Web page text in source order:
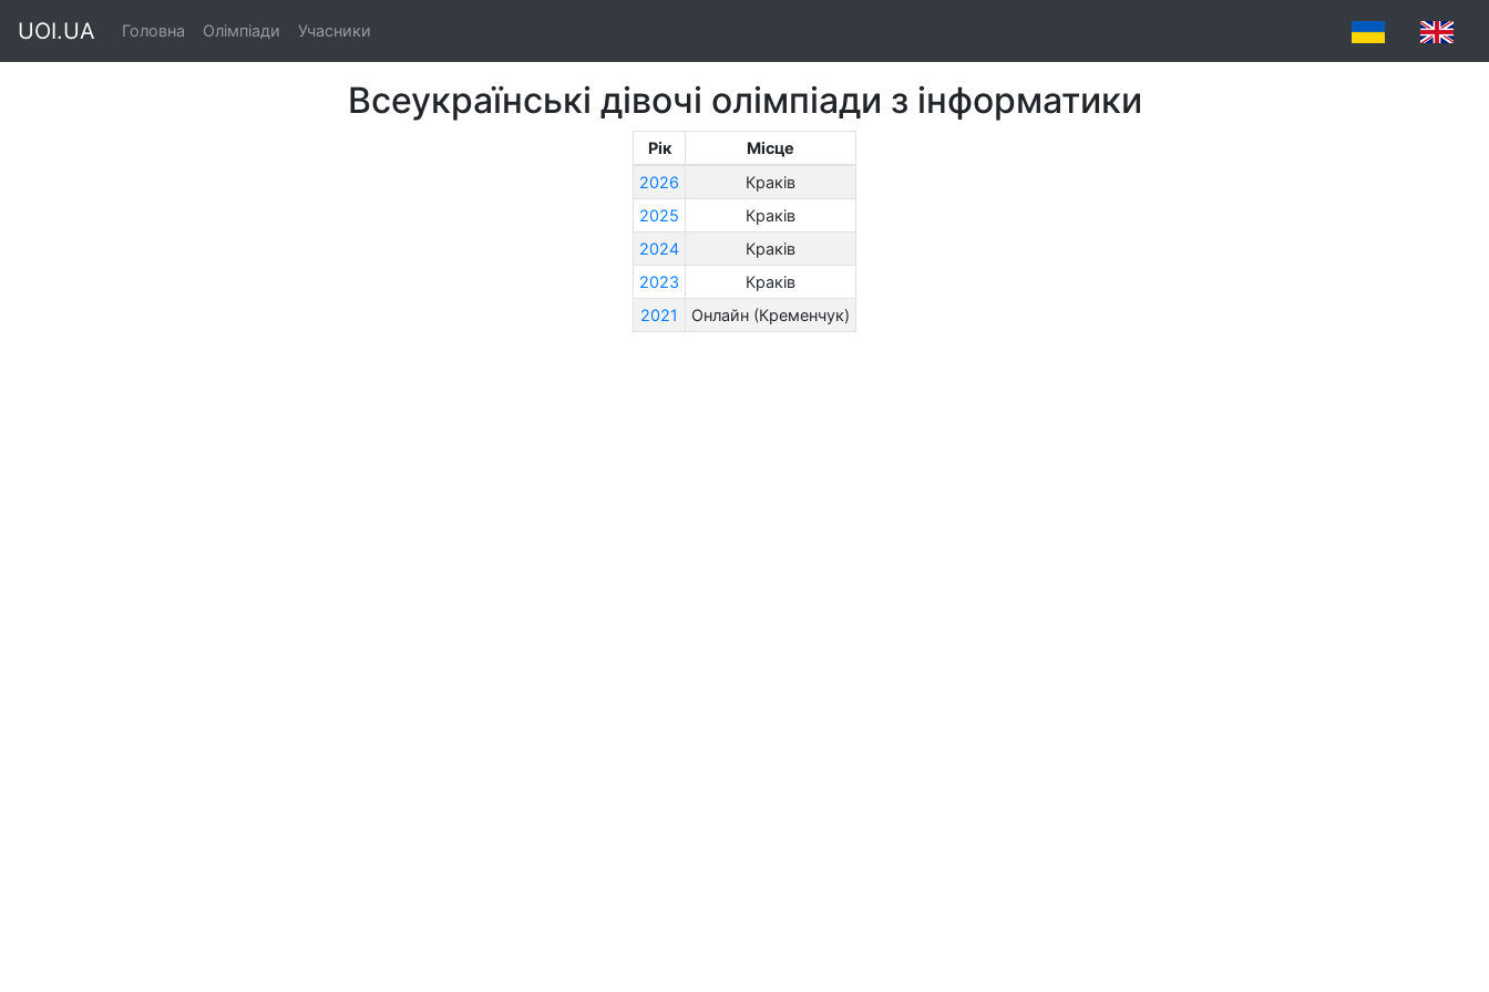
UOI.UA Головна Олімпіади Учасники
Всеукраїнські дівочі олімпіади з інформатики
Рік
Місце
2026
Краків
2025
Краків
2024
Краків
2023
Краків
2021
Онлайн (Кременчук)